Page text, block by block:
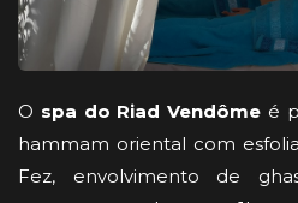
O spa do Riad Vendôme é
hammam oriental com
Fez, envolvimento de